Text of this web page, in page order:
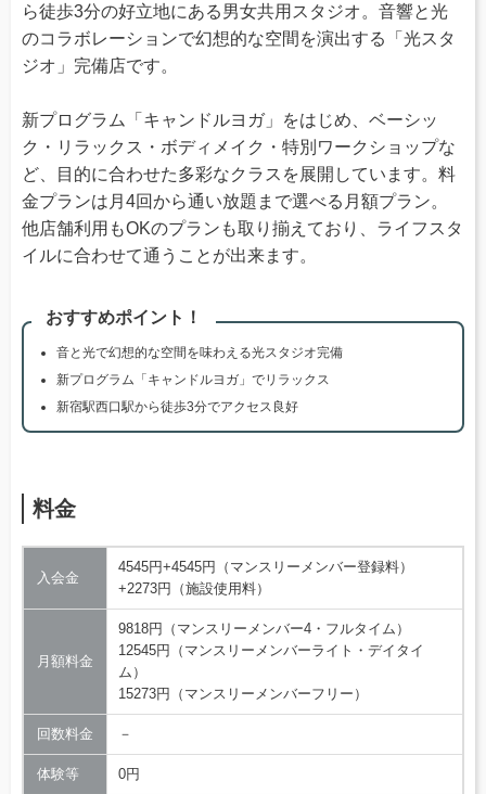
ら徒歩3分の好立地にある男女共用スタジオ。音響と光
のコラボレーションで幻想的な空間を演出する「光スタ
ジオ」完備店です。
新プログラム「キャンドルヨガ」をはじめ、ベーシッ
ク・リラックス・ボディメイク・特別ワークショップな
ど、目的に合わせた多彩なクラスを展開しています。料
金プランは月4回から通い放題まで選べる月額プラン。
他店舗利用もOKのプランも取り揃えており、ライフスタ
イルに合わせて通うことが出来ます。
おすすめポイント！
音と光で幻想的な空間を味わえる光スタジオ完備
新プログラム「キャンドルヨガ」でリラックス
新宿駅西口駅から徒歩3分でアクセス良好
料金
入会金
4545円+4545円（マンスリーメンバー登録料）
+2273円（施設使用料）
月額料金
9818円（マンスリーメンバー4・フルタイム）
12545円（マンスリーメンバーライト・デイタイ
ム）
15273円（マンスリーメンバーフリー）
回数料金 －
体験等 0円